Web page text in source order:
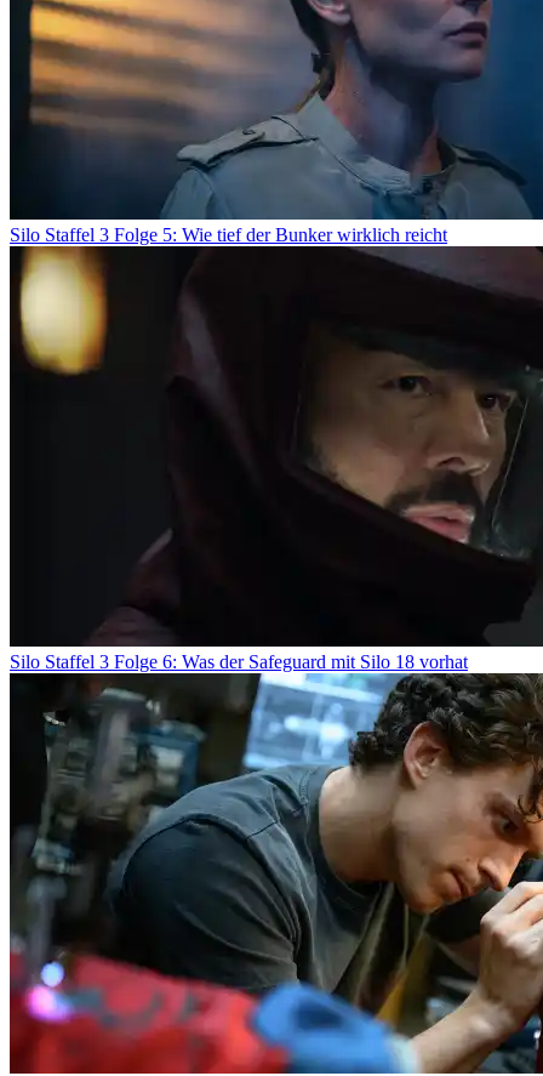
Silo Staffel 3 Folge 5: Wie tief der Bunker wirklich reicht
Silo Staffel 3 Folge 6: Was der Safeguard mit Silo 18 vorhat